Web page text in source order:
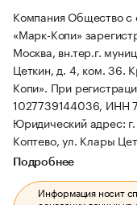
Компания Общество с
«Марк-Копи»
Москва, вн.тер.г.
Цеткин, д. 4, ком. 36.
Копи». При
1027739144036, ИНН
Юридический адрес:
Коптево, ул. Клары
Подробнее
Информация носит